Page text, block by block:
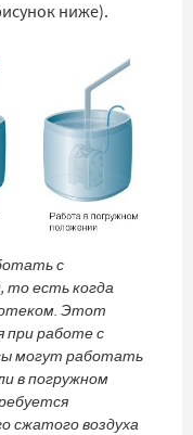
ниже).
с
то есть когда
Этот
при работе с
могут работать
в погружном
сжатого воздуха